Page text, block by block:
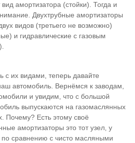
амортизатора (стойки). Тогда и
Двухтрубные амортизаторы
видов (третьего не возможно)
и гидравлические с газовым
их видами, теперь давайте
автомобиль. Вернёмся к заводам,
и увидим, что с большой
выпускаются на газомаслянных
Почему? Есть этому своё
амортизаторы это тот узел, у
по сравнению с чисто масляными